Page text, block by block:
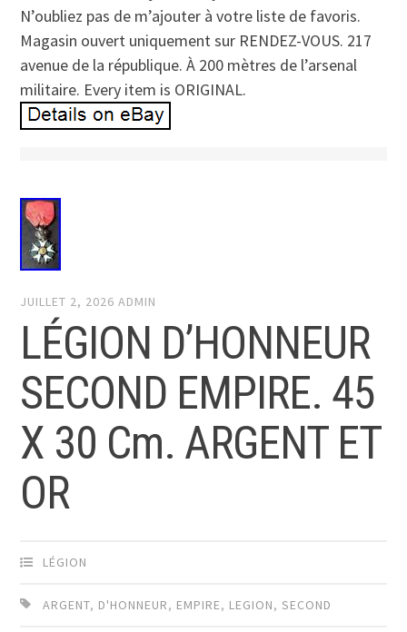
N’oubliez pas de m’ajouter à votre liste de favoris.
Magasin ouvert uniquement sur RENDEZ-VOUS. 217
avenue de la république. À 200 mètres de l’arsenal
militaire. Every item is ORIGINAL.
JUILLET 2, 2026 ADMIN
LÉGION D’HONNEUR
SECOND EMPIRE. 45
X 30 Cm. ARGENT ET
OR
LÉGION
ARGENT, D'HONNEUR, EMPIRE, LEGION,SECOND